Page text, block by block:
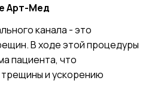
Арт-Мед
канала - это
В ходе этой процедуры
пациента, что
и ускорению